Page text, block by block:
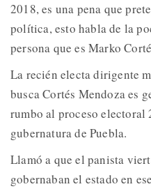
2018, es una pena que
política, esto habla de la
persona que es Marko
La recién electa dirigente
busca Cortés Mendoza es
rumbo al proceso electoral
gubernatura de Puebla.
Llamó a que el panista
gobernaban el estado en